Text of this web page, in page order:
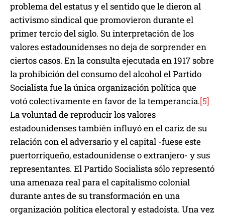
problema del estatus y el sentido que le dieron al
activismo sindical que promovieron durante el
primer tercio del siglo. Su interpretación de los
valores estadounidenses no deja de sorprender en
ciertos casos. En la consulta ejecutada en 1917 sobre
la prohibición del consumo del alcohol el Partido
Socialista fue la única organización política que
votó colectivamente en favor de la temperancia.[5]
La voluntad de reproducir los valores
estadounidenses también influyó en el cariz de su
relación con el adversario y el capital -fuese este
puertorriqueño, estadounidense o extranjero- y sus
representantes. El Partido Socialista sólo representó
una amenaza real para el capitalismo colonial
durante antes de su transformación en una
organización política electoral y estadoísta. Una vez